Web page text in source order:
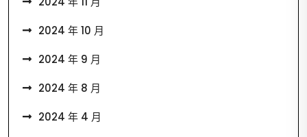
2024 年 10 月
2024 年 9 月
2024 年 8 月
2024 年 4 月